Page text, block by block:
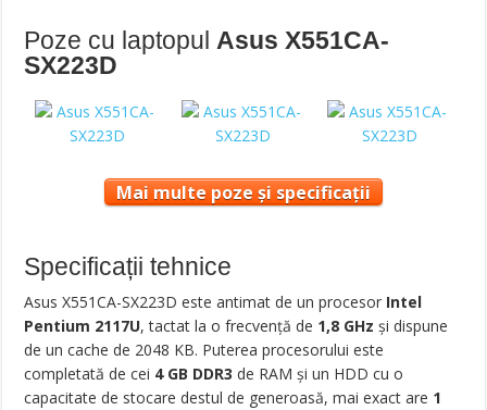
Poze cu laptopul Asus X551CA-
SX223D
Mai multe poze și specificații
Specificații tehnice
Asus X551CA-SX223D este antimat de un procesor Intel
Pentium 2117U, tactat la o frecvență de 1,8 GHz și dispune
de un cache de 2048 KB. Puterea procesorului este
completată de cei 4 GB DDR3 de RAM și un HDD cu o
capacitate de stocare destul de generoasă, mai exact are 1